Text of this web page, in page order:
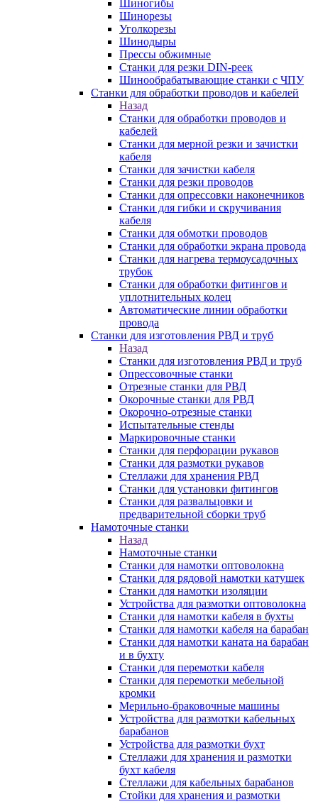
Шиногибы
Шинорезы
Уголкорезы
Шинодыры
Прессы обжимные
Станки для резки DIN-реек
Шинообрабатывающие станки с ЧПУ
Станки для обработки проводов и кабелей
Назад
Станки для обработки проводов и
кабелей
Станки для мерной резки и зачистки
кабеля
Станки для зачистки кабеля
Станки для резки проводов
Станки для опрессовки наконечников
Станки для гибки и скручивания
кабеля
Станки для обмотки проводов
Станки для обработки экрана провода
Станки для нагрева термоусадочных
трубок
Станки для обработки фитингов и
уплотнительных колец
Автоматические линии обработки
провода
Станки для изготовления РВД и труб
Назад
Станки для изготовления РВД и труб
Опрессовочные станки
Отрезные станки для РВД
Окорочные станки для РВД
Окорочно-отрезные станки
Испытательные стенды
Маркировочные станки
Станки для перфорации рукавов
Станки для размотки рукавов
Стеллажи для хранения РВД
Станки для установки фитингов
Станки для развальцовки и
предварительной сборки труб
Намоточные станки
Назад
Намоточные станки
Станки для намотки оптоволокна
Станки для рядовой намотки катушек
Станки для намотки изоляции
Устройства для размотки оптоволокна
Станки для намотки кабеля в бухты
Станки для намотки кабеля на барабан
Станки для намотки каната на барабан
и в бухту
Станки для перемотки кабеля
Станки для перемотки мебельной
кромки
Мерильно-браковочные машины
Устройства для размотки кабельных
барабанов
Устройства для размотки бухт
Стеллажи для хранения и размотки
бухт кабеля
Стеллажи для кабельных барабанов
Стойки для хранения и размотки